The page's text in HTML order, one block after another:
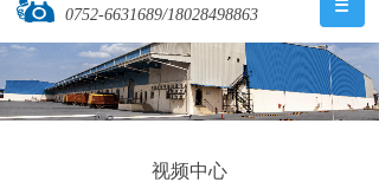
0752-6631689/18028498863
视频中心